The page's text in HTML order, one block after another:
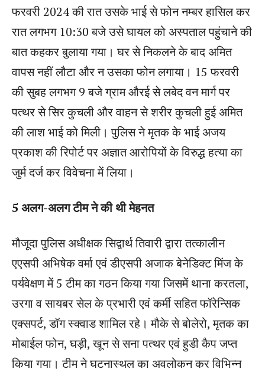
फरवरी 2024 की रात उसके भाई से फोन नम्बर हासिल कर
रात लगभग 10:30 बजे उसे घायल को अस्पताल पहुंचाने की
बात कहकर बुलाया गया। घर से निकलने के बाद अमित
वापस नहीं लौटा और न उसका फोन लगाया। 15 फरवरी
की सुबह लगभग 9 बजे ग्राम औरई से लबेद वन मार्ग पर
पत्थर से सिर कुचली और वाहन से शरीर कुचली हुई अमित
की लाश भाई को मिली। पुलिस ने मृतक के भाई अजय
प्रकाश की रिपोर्ट पर अज्ञात आरोपियों के विरुद्ध हत्या का
जुर्म दर्ज कर विवेचना में लिया।
5 अलग-अलग टीम ने की थी मेहनत
मौजूदा पुलिस अधीक्षक सिद्वार्थ तिवारी द्वारा तत्कालीन
एएसपी अभिषेक वर्मा एवं डीएसपी अजाक बेनेडिक्ट मिंज के
पर्यवेक्षण में 5 टीम का गठन किया गया जिसमें थाना करतला,
उरगा व सायबर सेल के प्रभारी एवं कर्मी सहित फॉरेन्सिक
एक्सपर्ट, डॉग स्क्वाड शामिल रहे। मौके से बोलेरो, मृतक का
मोबाईल फोन, घड़ी, खून से सना पत्थर एवं हुडी कैप जप्त
किया गया। टीम ने घटनास्थल का अवलोकन कर विभिन्न